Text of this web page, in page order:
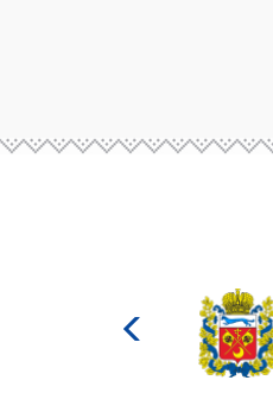
культуры
Российской